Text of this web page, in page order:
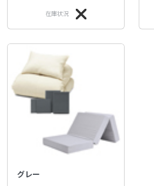
在庫状況
グレー